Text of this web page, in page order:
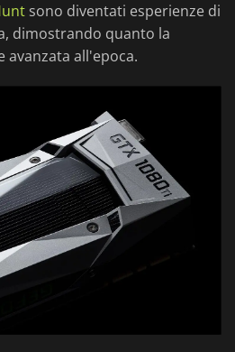
sono diventati esperienze di
dimostrando quanto la
avanzata all'epoca.